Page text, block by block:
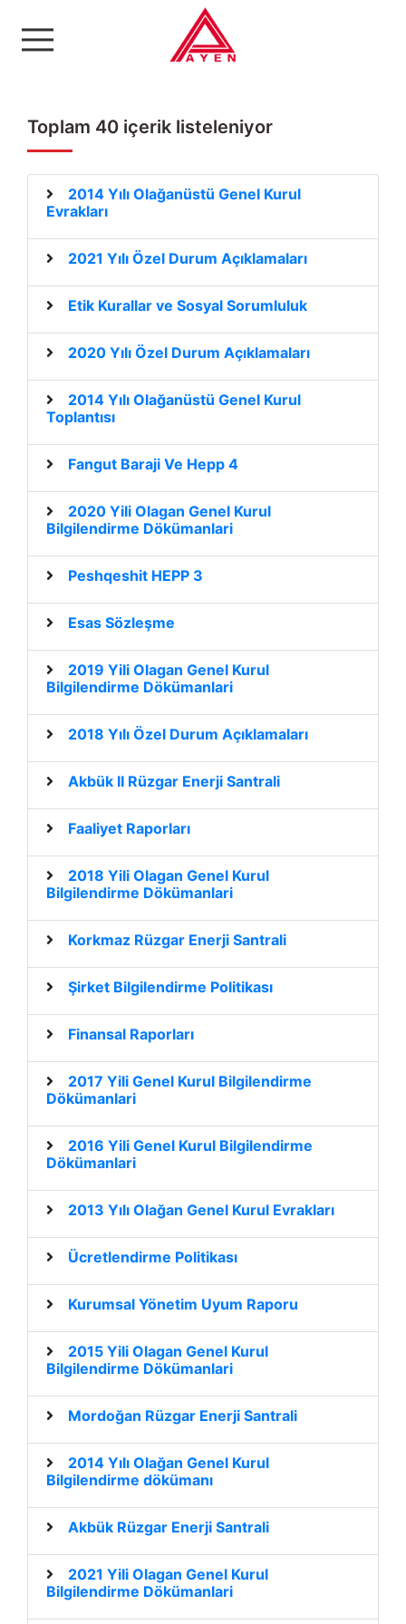
Ayen Enerji A.Ş
Toplam 40 içerik listeleniyor
2014 Yılı Olağanüstü Genel Kurul
Evrakları
2021 Yılı Özel Durum Açıklamaları
Etik Kurallar ve Sosyal Sorumluluk
2020 Yılı Özel Durum Açıklamaları
2014 Yılı Olağanüstü Genel Kurul
Toplantısı
Fangut Baraji Ve Hepp 4
2020 Yili Olagan Genel Kurul
Bilgilendirme Dökümanlari
Peshqeshit HEPP 3
Esas Sözleşme
2019 Yili Olagan Genel Kurul
Bilgilendirme Dökümanlari
2018 Yılı Özel Durum Açıklamaları
Akbük II Rüzgar Enerji Santrali
Faaliyet Raporları
2018 Yili Olagan Genel Kurul
Bilgilendirme Dökümanlari
Korkmaz Rüzgar Enerji Santrali
Şirket Bilgilendirme Politikası
Finansal Raporları
2017 Yili Genel Kurul Bilgilendirme
Dökümanlari
2016 Yili Genel Kurul Bilgilendirme
Dökümanlari
2013 Yılı Olağan Genel Kurul Evrakları
Ücretlendirme Politikası
Kurumsal Yönetim Uyum Raporu
2015 Yili Olagan Genel Kurul
Bilgilendirme Dökümanlari
Mordoğan Rüzgar Enerji Santrali
2014 Yılı Olağan Genel Kurul
Bilgilendirme dökümanı
Akbük Rüzgar Enerji Santrali
2021 Yili Olagan Genel Kurul
Bilgilendirme Dökümanlari